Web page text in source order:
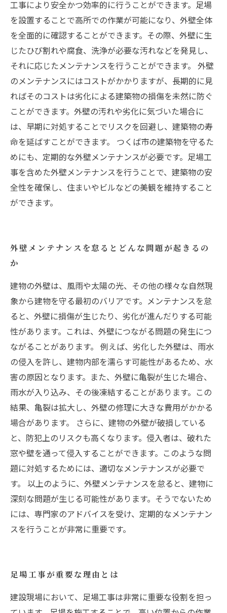
工事により安全かつ効率的に行うことができます。足場
を設置することで高所での作業が可能になり、外壁全体
を全面的に確認することができます。その際、外壁に生
じたひび割れや腐食、洗浄が必要な汚れなどを発見し、
それに応じたメンテナンスを行うことができます。 外壁
のメンテナンスにはコストがかかりますが、長期的に見
ればそのコストは劣化による建築物の損傷を未然に防ぐ
ことができます。外壁の汚れや劣化に気づいた場合に
は、早期に対処することでリスクを回避し、建築物の寿
命を延ばすことができます。 つくば市の建築物を守るた
めにも、定期的な外壁メンテナンスが必要です。足場工
事を含めた外壁メンテナンスを行うことで、建築物の安
全性を確保し、住まいやビルなどの美観を維持すること
ができます。
外壁メンテナンスを怠るとどんな問題が起きるの
か
建物の外壁は、風雨や太陽の光、その他の様々な自然現
象から建物を守る最初のバリアです。メンテナンスを怠
ると、外壁に損傷が生じたり、劣化が進んだりする可能
性があります。これは、外壁につながる問題の発生につ
ながることがあります。 例えば、劣化した外壁は、雨水
の侵入を許し、建物内部を濡らす可能性があるため、水
害の原因となります。また、外壁に亀裂が生じた場合、
雨水が入り込み、その後凍結することがあります。この
結果、亀裂は拡大し、外壁の修理に大きな費用がかかる
場合があります。 さらに、建物の外壁が破損している
と、防犯上のリスクも高くなります。侵入者は、破れた
窓や壁を通って侵入することができます。このような問
題に対処するためには、適切なメンテナンスが必要で
す。 以上のように、外壁メンテナンスを怠ると、建物に
深刻な問題が生じる可能性があります。そうでないため
には、専門家のアドバイスを受け、定期的なメンテナン
スを行うことが非常に重要です。
足場工事が重要な理由とは
建設現場において、足場工事は非常に重要な役割を担っ